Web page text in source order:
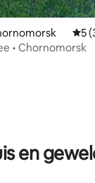
op 5, 8 recensies
5
• Chornomorsk
en